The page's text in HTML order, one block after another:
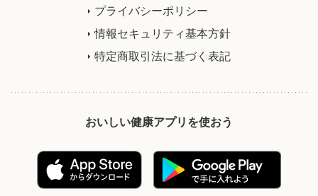
プライバシーポリシー
情報セキュリティ基本方針
特定商取引法に基づく表記
おいしい健康アプリを使おう